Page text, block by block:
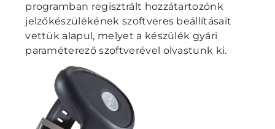
programban regisztrált hozzátartozónk
jelzőkészülékének szoftveres beállításait
vettük alapul, melyet a készülék gyári
paraméterező szoftverével olvastunk ki.